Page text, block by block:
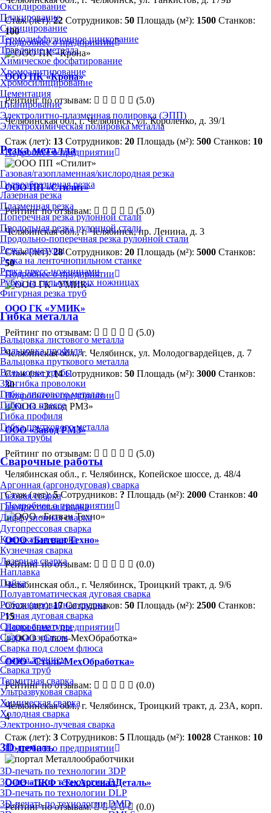
Оксидирование
Плакирование
Силицирование
Термодиффузионное цинкование
Травление металла
Химическое фосфатирование
Хромоалитирование
Хромосилицирование
Цементация
Цианирование
Электролитно-плазменная полировка (ЭПП)
Электрохимическая полировка металла
Резка металла
Газовая/газопламенная/кислородная резка
Гидроабразивная резка
Лазерная резка
Плазменная резка
Поперечная резка рулонной стали
Продольная резка рулонной стали
Продольно-поперечная резка рулонной стали
Резка арматуры
Резка на ленточнопильном станке
Резка пресс-ножницами
Рубка на гильотинных ножницах
Фигурная резка труб
Гибка металла
Вальцовка листового металла
Вальцовка профиля
Вальцовка пруткового металла
Вальцовка трубы
3D-гибка проволоки
Гибка листового металла
Гибка на прессе
Гибка профиля
Гибка пруткового металла
Гибка трубы
Сварочные работы
Аргонная (аргонодуговая) сварка
Газовая сварка
Газопрессовая сварка
Диффузионная сварка
Дугопрессовая сварка
Контактная сварка
Кузнечная сварка
Лазерная сварка
Наплавка
Пайка
Полуавтоматическая дуговая сварка
Роботизированная сварка
Ручная дуговая сварка
Сварка арматуры
Сварка взрывом
Сварка под слоем флюса
Сварка трением
Сварка труб
Термитная сварка
Ультразвуковая сварка
Химическая сварка
Холодная сварка
Электронно-лучевая сварка
3D-печать
3D-печать по технологии 3DP
3D-печать по технологии BJ
3D-печать по технологии DLP
3D-печать по технологии DMD
Стаж (лет):22 Сотрудников: 50 Площадь (м²): 1500 Станков:
100
Подробнее о предприятии
ООО ПК «Крона»
Рейтинг по отзывам:
(5.0)
Челябинская обл, г. Челябинск, ул. Короленко, д. 39/1
Стаж (лет): 13 Сотрудников: 20 Площадь (м²): 500 Станков: 10
Подробнее о предприятии
ООО ПП «Стилит»
Рейтинг по отзывам:
(5.0)
Челябинская обл., г. Челябинск, пр. Ленина, д. 3
Стаж (лет):28 Сотрудников: 20 Площадь (м²): 5000 Станков:
50
Подробнее о предприятии
ООО ГК «УМИК»
Рейтинг по отзывам:
(5.0)
Челябинская обл., г. Челябинск, ул. Молодогвардейцев, д. 7
Стаж (лет):14 Сотрудников: 50 Площадь (м²): 3000 Станков:
30
Подробнее о предприятии
ООО «Завод РМЗ»
Рейтинг по отзывам:
(5.0)
Челябинская обл., г. Челябинск, Копейское шоссе, д. 48/4
Стаж (лет):5 Сотрудников: ? Площадь (м²): 2000 Станков: 40
Подробнее о предприятии
ООО «Битван Техно»
Рейтинг по отзывам:
(0.0)
Челябинская обл., г. Челябинск, Троицкий тракт, д. 9/6
Стаж (лет):17 Сотрудников: 50 Площадь (м²): 2500 Станков:
15
Подробнее о предприятии
ООО «Сталь-МехОбработка»
Рейтинг по отзывам:
(0.0)
Челябинская обл., г. Челябинск, Троицкий тракт, д. 23А, корп.
4
Стаж (лет): 3 Сотрудников: 5 Площадь (м²): 10028 Станков: 10
Подробнее о предприятии
ООО «ПКФ «ТехАрсеналДеталь»
Рейтинг по отзывам: (0.0)